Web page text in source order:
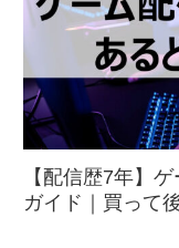
【配信歴7年】
ガイド｜買って